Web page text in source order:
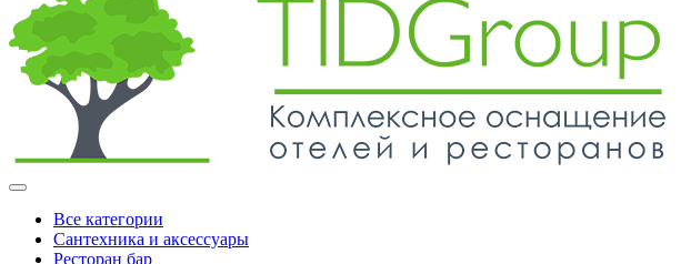
Все категории
Сантехника и аксессуары
Ресторан бар